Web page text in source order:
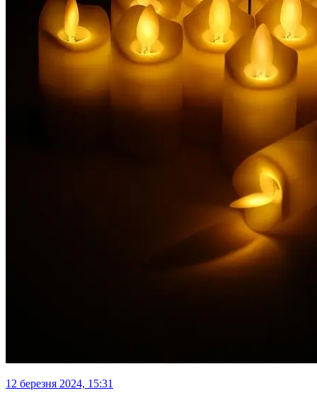
12 березня 2024, 15:31